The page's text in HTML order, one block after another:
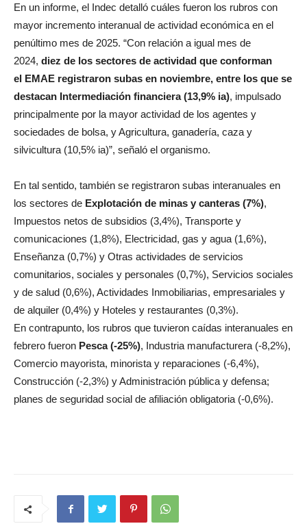
En un informe, el Indec detalló cuáles fueron los rubros con
mayor incremento interanual de actividad económica en el
penúltimo mes de 2025. “Con relación a igual mes de
2024, diez de los sectores de actividad que conforman
el EMAE registraron subas en noviembre, entre los que se
destacan Intermediación financiera (13,9% ia), impulsado
principalmente por la mayor actividad de los agentes y
sociedades de bolsa, y Agricultura, ganadería, caza y
silvicultura (10,5% ia)”, señaló el organismo.
En tal sentido, también se registraron subas interanuales en
los sectores de Explotación de minas y canteras (7%),
Impuestos netos de subsidios (3,4%), Transporte y
comunicaciones (1,8%), Electricidad, gas y agua (1,6%),
Enseñanza (0,7%) y Otras actividades de servicios
comunitarios, sociales y personales (0,7%), Servicios sociales
y de salud (0,6%), Actividades Inmobiliarias, empresariales y
de alquiler (0,4%) y Hoteles y restaurantes (0,3%).
En contrapunto, los rubros que tuvieron caídas interanuales en
febrero fueron Pesca (-25%), Industria manufacturera (-8,2%),
Comercio mayorista, minorista y reparaciones (-6,4%),
Construcción (-2,3%) y Administración pública y defensa;
planes de seguridad social de afiliación obligatoria (-0,6%).